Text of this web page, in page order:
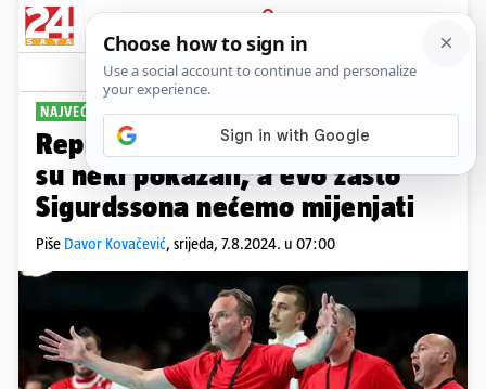
PRIJAVA
Sport Komentari
NAJVEĆA KRIZA U DVA DESETLJEĆA PLUS+
Reprezentacija traži više nego
su neki pokazali, a evo zašto
Sigurdssona nećemo mijenjati
Piše Davor Kovačević, srijeda, 7.8.2024. u 07:00